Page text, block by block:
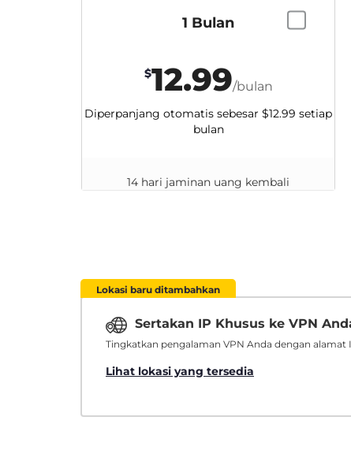
1 Bulan
$12.99/bulan
Diperpanjang otomatis sebesar $12.99 setiap
bulan
14 hari jaminan uang kembali
Lokasi baru ditambahkan
Sertakan IP Khusus ke VPN
Tingkatkan pengalaman VPN Anda dengan
Lihat lokasi yang tersedia